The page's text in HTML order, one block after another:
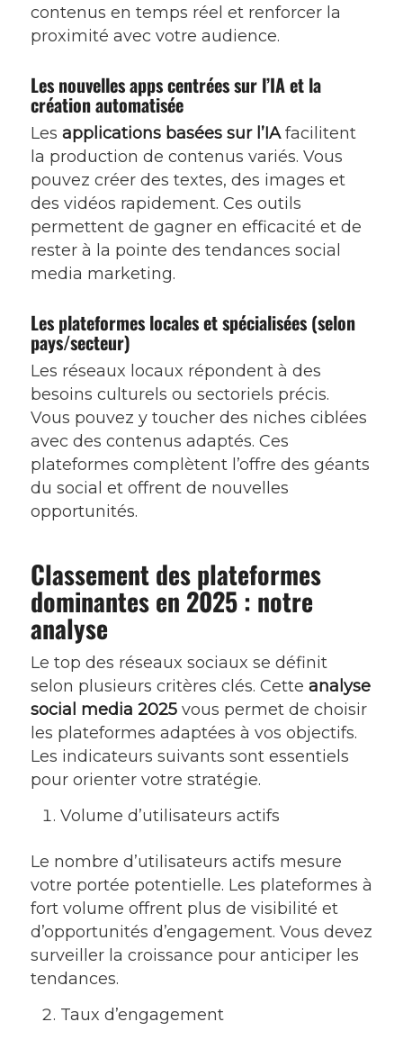
contenus en temps réel et renforcer la
proximité avec votre audience.
Les nouvelles apps centrées sur l’IA et la
création automatisée
Les applications basées sur l’IAfacilitent
la production de contenus variés. Vous
pouvez créer des textes, des images et
des vidéos rapidement. Ces outils
permettent de gagner en efficacité et de
rester à la pointe des tendances social
media marketing.
Les plateformes locales et spécialisées (selon
pays/secteur)
Les réseaux locaux répondent à des
besoins culturels ou sectoriels précis.
Vous pouvez y toucher des niches ciblées
avec des contenus adaptés. Ces
plateformes complètent l’offre des géants
du social et offrent de nouvelles
opportunités.
Classement des plateformes
dominantes en 2025 : notre
analyse
Le top des réseaux sociaux se définit
selon plusieurs critères clés. Cette analyse
social media 2025vous permet de choisir
les plateformes adaptées à vos objectifs.
Les indicateurs suivants sont essentiels
pour orienter votre stratégie.
Volume d’utilisateurs actifs
Le nombre d’utilisateurs actifs mesure
votre portée potentielle. Les plateformes à
fort volume offrent plus de visibilité et
d’opportunités d’engagement. Vous devez
surveiller la croissance pour anticiper les
tendances.
Taux d’engagement